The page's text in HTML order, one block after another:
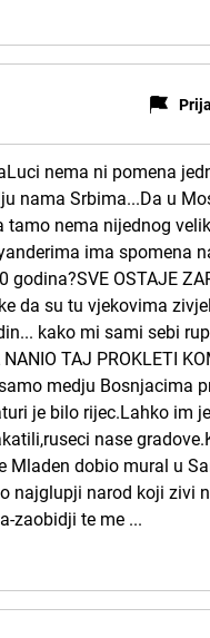
nema ni pomena
nama Srbima...Da u
nema nijednog
ima spomena
OSTAJE
da su tu vjekovima
kako mi sami sebi
TAJ PROKLETI
medju Bosnjacima
je bilo rijec.Lahko im
nase
dobio mural u
najglupji narod koji zivi
zaobidji te me ...